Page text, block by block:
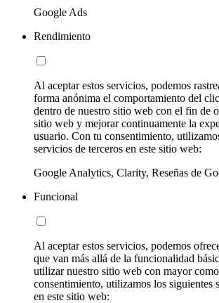
Google Ads
Rendimiento
Al aceptar estos servicios, podemos
forma anónima el comportamiento del
dentro de nuestro sitio web con el fin de
sitio web y mejorar continuamente la
usuario. Con tu consentimiento,
servicios de terceros en este sitio web:
Google Analytics, Clarity, Reseñas de
Funcional
Al aceptar estos servicios, podemos
que van más allá de la funcionalidad
utilizar nuestro sitio web con mayor
consentimiento, utilizamos los siguientes
en este sitio web: